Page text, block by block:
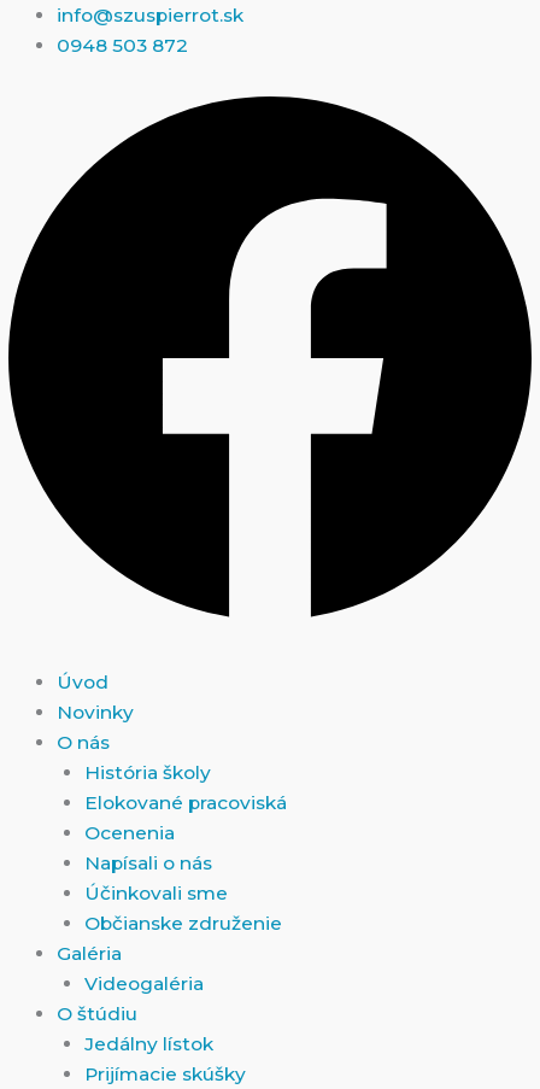
Preskočiťinfo@szuspierrot.sk
0948 503 872
Úvod
Novinky
O nás
História školy
Elokované pracoviská
Ocenenia
Napísali o nás
Účinkovali sme
Občianske združenie
Galéria
Videogaléria
O štúdiu
Jedálny lístok
Prijímacie skúšky